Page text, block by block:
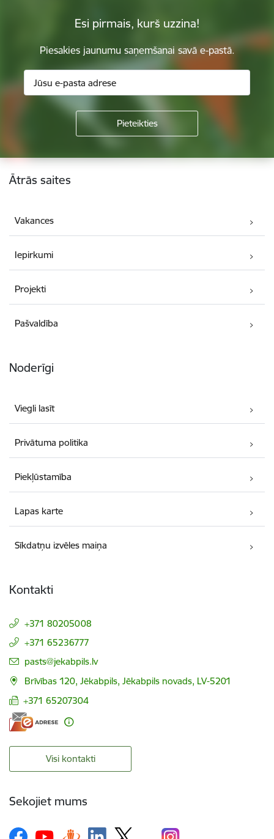
Esi pirmais, kurš uzzina!
Piesakies jaunumu saņemšanai savā e-pastā.
Kājene
Ātrās saites
Vakances
Iepirkumi
Projekti
Pašvaldība
Noderīgi
Viegli lasīt
Privātuma politika
Piekļūstamība
Lapas karte
Sīkdatņu izvēles maiņa
Kontakti
+371 80205008
+371 65236777
E-pasts:
pasts@jekabpils.lv
Brīvības 120, Jēkabpils, Jēkabpils novads, LV-5201
+371 65207304
Visi kontakti
Sekojiet mums